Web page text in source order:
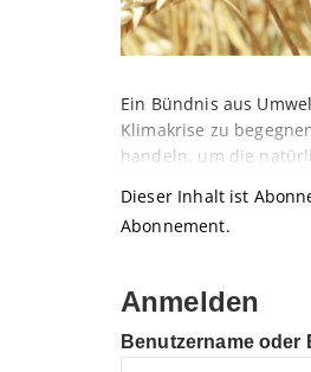
Ein Bündnis aus
Klimakrise zu
handeln, um die
Dieser Inhalt ist
Abonnement.
Anmelden
Benutzername oder